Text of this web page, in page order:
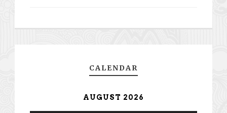
CALENDAR
AUGUST 2026